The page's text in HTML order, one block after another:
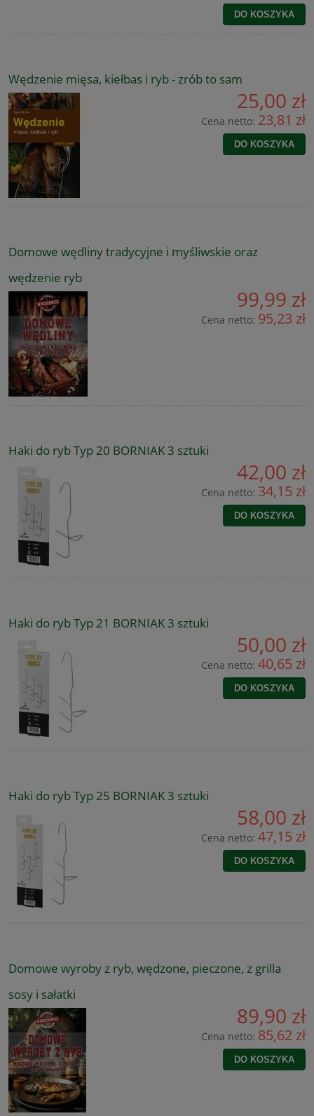
DO KOSZYKA
Wędzenie mięsa, kiełbas i ryb - zrób to sam
25,00 zł
Cena netto: 23,81 zł
DO KOSZYKA
Domowe wędliny tradycyjne i myśliwskie oraz
wędzenie ryb
99,99 zł
Cena netto: 95,23 zł
Haki do ryb Typ 20 BORNIAK 3 sztuki
42,00 zł
Cena netto: 34,15 zł
DO KOSZYKA
Haki do ryb Typ 21 BORNIAK 3 sztuki
50,00 zł
Cena netto: 40,65 zł
DO KOSZYKA
Haki do ryb Typ 25 BORNIAK 3 sztuki
58,00 zł
Cena netto: 47,15 zł
DO KOSZYKA
Domowe wyroby z ryb, wędzone, pieczone, z grilla
sosy i sałatki
89,90 zł
Cena netto: 85,62 zł
DO KOSZYKA